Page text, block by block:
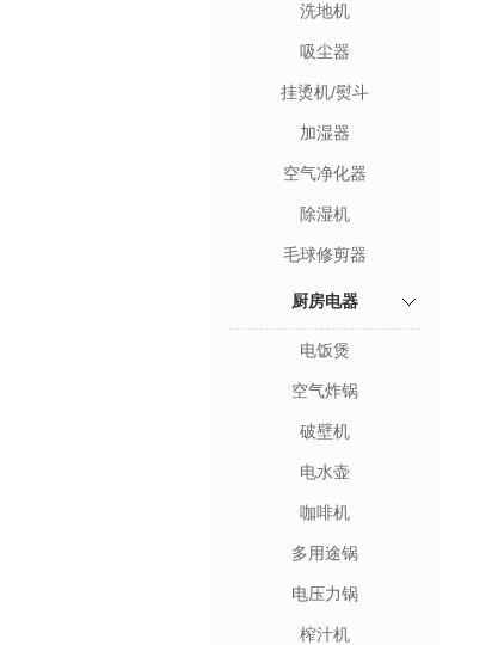
洗地机
吸尘器
挂烫机/熨斗
加湿器
空气净化器
除湿机
毛球修剪器
厨房电器
电饭煲
空气炸锅
破壁机
电水壶
咖啡机
多用途锅
电压力锅
榨汁机